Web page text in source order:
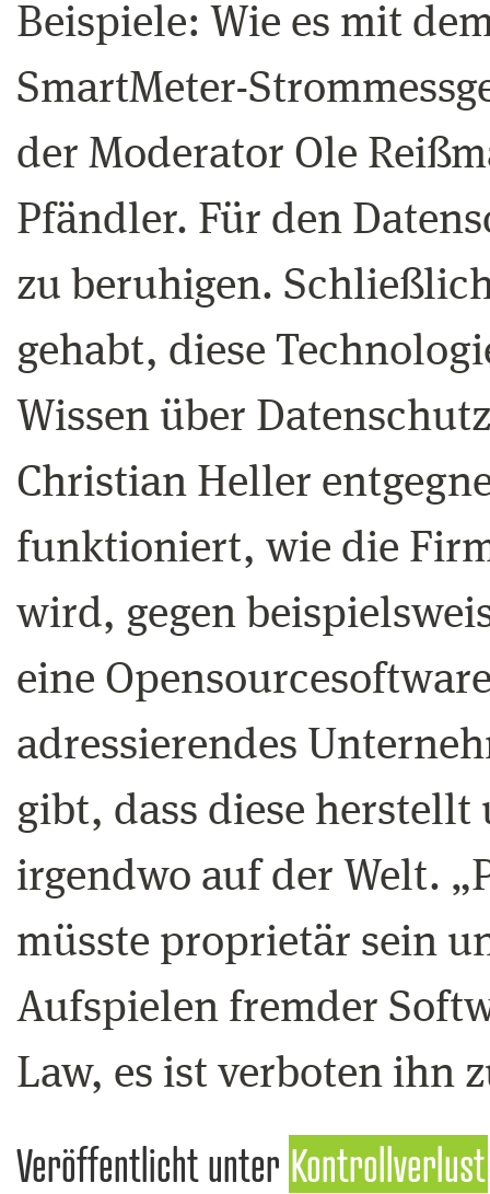
Beispiele: Wie es mit
SmartMeter-
der Moderator Ole
Pfändler. Für den
zu beruhigen.
gehabt, diese
Wissen über
Christian Heller
funktioniert, wie die
wird, gegen
eine
adressierendes
gibt, dass diese
irgendwo auf der Welt.
müsste proprietär sein
Aufspielen fremder
Law, es ist verboten ihn
Veröffentlicht unter Kontrollverlust